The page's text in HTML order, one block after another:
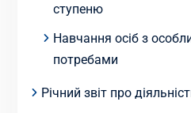
ступеню
Навчання осіб з
потребами
Річний звіт про